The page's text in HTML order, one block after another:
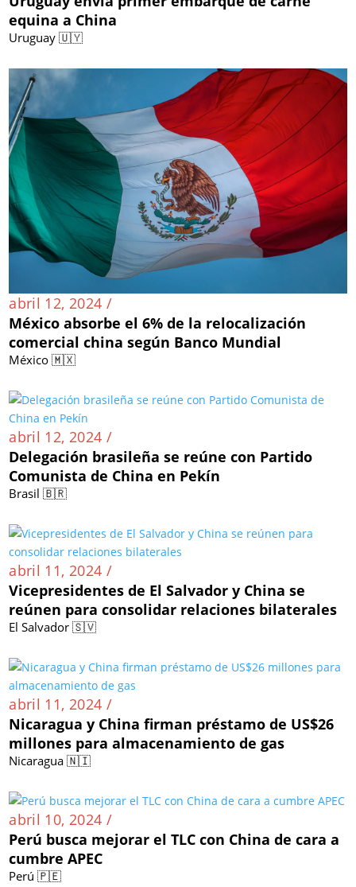
equina a China
Uruguay 🇺🇾
abril 12, 2024 /
México absorbe el 6% de la relocalización
comercial china según Banco Mundial
México 🇲🇽
abril 12, 2024 /
Delegación brasileña se reúne con Partido
Comunista de China en Pekín
Brasil 🇧🇷
abril 11, 2024 /
Vicepresidentes de El Salvador y China se
reúnen para consolidar relaciones bilaterales
El Salvador 🇸🇻
abril 11, 2024 /
Nicaragua y China firman préstamo de US$26
millones para almacenamiento de gas
Nicaragua 🇳🇮
abril 10, 2024 /
Perú busca mejorar el TLC con China de cara a
cumbre APEC
Perú 🇵🇪